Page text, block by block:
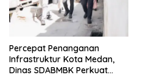
Percepat Penanganan
Infrastruktur Kota Medan,
Dinas SDABMBK Perkuat